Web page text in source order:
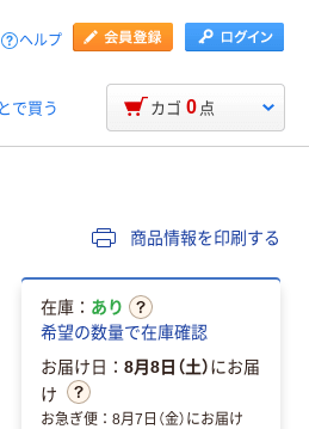
ヘルプ
で買う カゴ 0 点
商品情報を印刷する
在庫： あり
希望の数量で在庫確認
お届け日： 8月8日（土）にお届
け
お急ぎ便：8月7日（金）にお届け